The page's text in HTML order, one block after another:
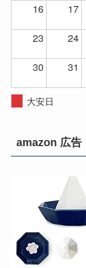
16
17
23
24
30
31
大安日
amazon 広告